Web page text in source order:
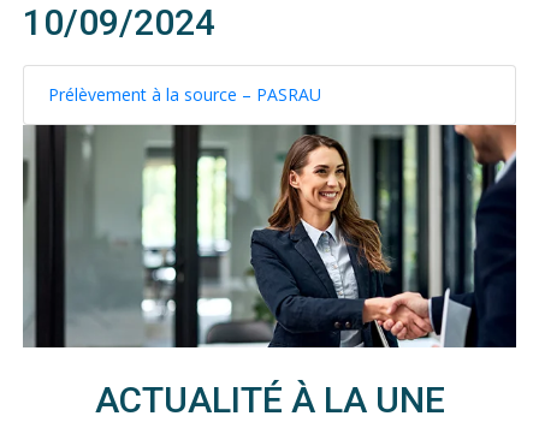
10/09/2024
Prélèvement à la source – PASRAU
ACTUALITÉ À LA UNE